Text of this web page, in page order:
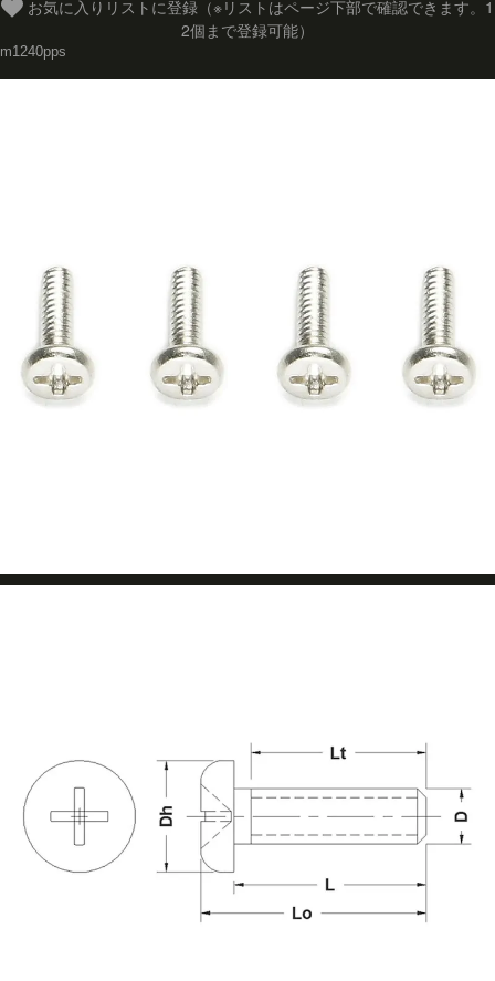
2個まで登録可能）
m1240pps